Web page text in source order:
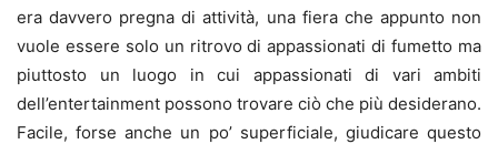
era davvero pregna di attività, una fiera che appunto non
vuole essere solo un ritrovo di appassionati di fumetto ma
piuttosto un luogo in cui appassionati di vari ambiti
dell’entertainment possono trovare ciò che più desiderano.
Facile, forse anche un po’ superficiale, giudicare questo